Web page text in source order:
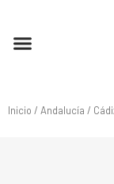
Inicio / Andalucía /